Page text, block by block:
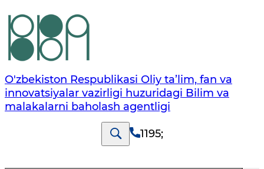
O'zbekiston Respublikasi Oliy ta’lim, fan va
innovatsiyalar vazirligi huzuridagi Bilim va
malakalarni baholash agentligi
1195;